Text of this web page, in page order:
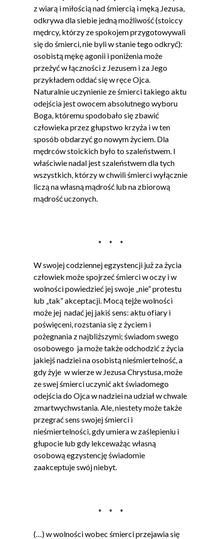
z wiarą i miłością nad śmiercią i męką Jezusa,
odkrywa dla siebie jedną możliwość (stoiccy
mędrcy, którzy ze spokojem przygotowywali
się do śmierci, nie byli w stanie tego odkryć):
osobistą mękę agonii i poniżenia może
przeżyć w łączności z Jezusem i za Jego
przykładem oddać się w ręce Ojca.
Naturalnie uczynienie ze śmierci takiego aktu
odejścia jest owocem absolutnego wyboru
Boga, któremu spodobało się zbawić
człowieka przez głupstwo krzyża i w ten
sposób obdarzyć go nowym życiem. Dla
mędrców stoickich było to szaleństwem. I
właściwie nadal jest szaleństwem dla tych
wszystkich, którzy w chwili śmierci wyłącznie
liczą na własną mądrość lub na zbiorową
mądrość uczonych.
* * *
W swojej codziennej egzystencji już za życia
człowiek może spojrzeć śmierci w oczy i w
wolności powiedzieć jej swoje „nie” protestu
lub „tak” akceptacji. Mocą tejże wolności
może jej nadać jej jakiś sens: aktu ofiary i
poświęceni, rozstania się z życiem i
pożegnania z najbliższymi; świadom swego
osobowego ja może także odchodzić z życia
jakiejś nadziei na osobistą nieśmiertelność, a
gdy żyje w wierze w Jezusa Chrystusa, może
ze swej śmierci uczynić akt świadomego
odejścia do Ojca w nadziei na udział w chwale
zmartwychwstania. Ale, niestety może także
przegrać sens swojej śmierci i
nieśmiertelności, gdy umiera w zaślepieniu i
głupocie lub gdy lekceważąc własną
osobową egzystencję świadomie
zaakceptuje swój niebyt.
* * *
(…) w wolności wobec śmierci przejawia się